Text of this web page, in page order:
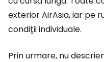
exterior AirAsia, iar pe
condiții individuale.
Prin urmare, nu